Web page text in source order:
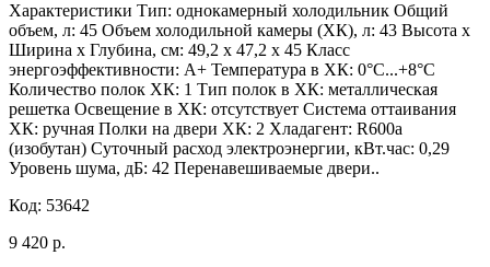
Характеристики Тип: однокамерный холодильник Общий
объем, л: 45 Объем холодильной камеры (ХК), л: 43 Высота х
Ширина х Глубина, см: 49,2 х 47,2 х 45 Класс
энергоэффективности: A+ Температура в ХК: 0°С...+8°С
Количество полок ХК: 1 Тип полок в ХК: металлическая
решетка Освещение в ХК: отсутствует Система оттаивания
ХК: ручная Полки на двери ХК: 2 Хладагент: R600a
(изобутан) Суточный расход электроэнергии, кВт.час: 0,29
Уровень шума, дБ: 42 Перенавешиваемые двери..
Код: 53642
9 420 р.